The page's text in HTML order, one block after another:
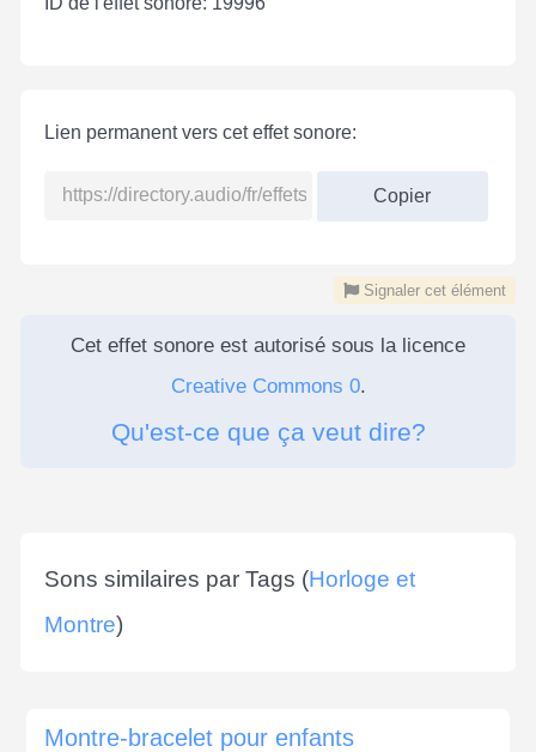
Lien permanent vers cet effet sonore:
Copier
Signaler cet élément
Cet effet sonore est autorisé sous la licence
Creative Commons 0.
Qu'est-ce que ça veut dire?
Sons similaires par Tags (Horloge et
Montre)
Montre-bracelet pour enfants